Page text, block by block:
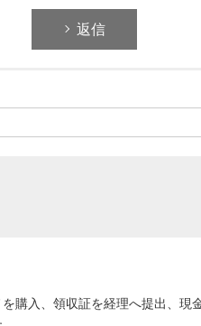
返信
購入、領収証を経理へ提出、現